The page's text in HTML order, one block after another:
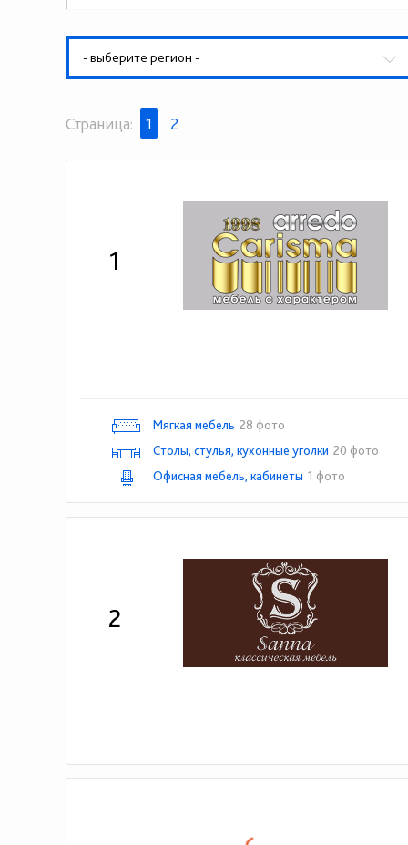
- выберите регион -
Страница: 1 2
1
Мягкая мебель 28 фото
Столы, стулья, кухонные уголки 20 фото
Офисная мебель, кабинеты 1 фото
2